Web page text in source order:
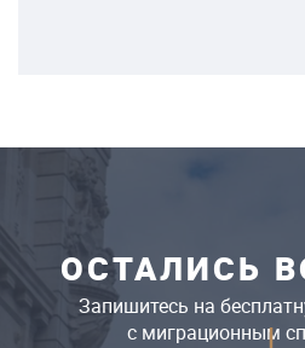
ОСТАЛИСЬ
Запишитесь на
c миграционным